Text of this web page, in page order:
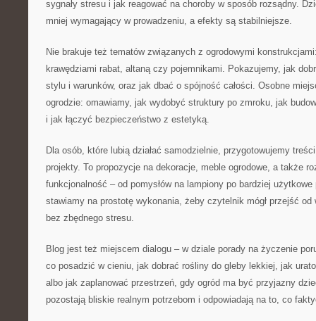
sygnały stresu i jak reagować na choroby w sposób rozsądny.
mniej wymagający w prowadzeniu, a efekty są stabilniejsze.
Nie brakuje też tematów związanych z ogrodowymi
krawędziami rabat, altaną czy pojemnikami. Pokazujemy, jak
stylu i warunków, oraz jak dbać o spójność całości. Osobne
ogrodzie: omawiamy, jak wydobyć struktury po zmroku, jak
i jak łączyć bezpieczeństwo z estetyką.
Dla osób, które lubią działać samodzielnie, przygotowujemy
projekty. To propozycje na dekoracje, meble ogrodowe, a także
funkcjonalność – od pomysłów na lampiony po bardziej
stawiamy na prostotę wykonania, żeby czytelnik mógł przejść
bez zbędnego stresu.
Blog jest też miejscem dialogu – w dziale porady na życzenie
co posadzić w cieniu, jak dobrać rośliny do gleby lekkiej, jak
albo jak zaplanować przestrzeń, gdy ogród ma być przyjazny
pozostają bliskie realnym potrzebom i odpowiadają na to, co